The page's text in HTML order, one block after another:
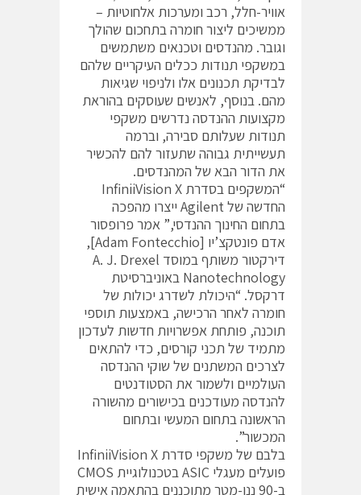
אוויר-חלל, רכב ומערכות אלחוטיות –
ממשיכים ליצור חומרה בתחכום שהולך
וגובר. מהנדסים וטכנאים משתמשים
במשקפי תנודות ככלים העיקריים שלהם
לבדיקת תכנונים אלו ולניפוי שגיאות
מהם. בנוסף, לאנשים שעוסקים בהוראת
מקצועות ההנדסה נדרשים משקפי
תנודות שעלותם סבירה, וברמה
תעשייתית גבוהה שתעזור להם להכשיר
את הדור הבא של המהנדסים.
“המשקפים בסדרת InfiniiVision X
החדשה של Agilent ייצרו מהפכה
בתחום החינוך ההנדסי,” אמר פרופסור
אדם פונטקצ’יו [Adam Fontecchio],
דירקטור משותף במוסד A. J. Drexel
Nanotechnology באוניברסיטת
דרקסל. “היכולת לשדרג יכולות של
חומרה לאחר הרכישה, באמצעות תוספי
תוכנה, פותחת אפשרויות חדשות לעדכון
מתמיד של תכני קורסים, כדי להתאים
לצרכים המשתנים של שוקי ההנדסה
העולמיים ולשמור את הסטודנטים
להנדסה מעודכנים בכישורים מהשורה
הראשונה בתחום המעשי ובתחום
המכשור”.
בלבם של משקפי סדרת InfiniiVision X
פועלים מעגלי ASIC בטכנולוגיית CMOS
ב-90 ננו-מטר מתוכננים בהתאמה אישית